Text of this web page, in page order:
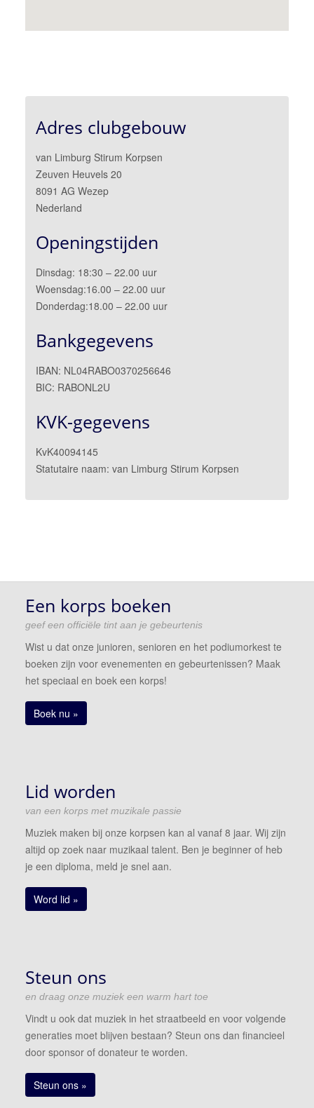
Adres clubgebouw
van Limburg Stirum Korpsen
Zeuven Heuvels 20
8091 AG Wezep
Nederland
Openingstijden
Dinsdag: 18:30 – 22.00 uur
Woensdag:16.00 – 22.00 uur
Donderdag:18.00 – 22.00 uur
Bankgegevens
IBAN: NL04RABO0370256646
BIC: RABONL2U
KVK-gegevens
KvK40094145
Statutaire naam: van Limburg Stirum Korpsen
Een korps boeken
geef een officiële tint aan je gebeurtenis
Wist u dat onze junioren, senioren en het podiumorkest te
boeken zijn voor evenementen en gebeurtenissen? Maak
het speciaal en boek een korps!
Boek nu »
Lid worden
van een korps met muzikale passie
Muziek maken bij onze korpsen kan al vanaf 8 jaar. Wij zijn
altijd op zoek naar muzikaal talent. Ben je beginner of heb
je een diploma, meld je snel aan.
Word lid »
Steun ons
en draag onze muziek een warm hart toe
Vindt u ook dat muziek in het straatbeeld en voor volgende
generaties moet blijven bestaan? Steun ons dan financieel
door sponsor of donateur te worden.
Steun ons »